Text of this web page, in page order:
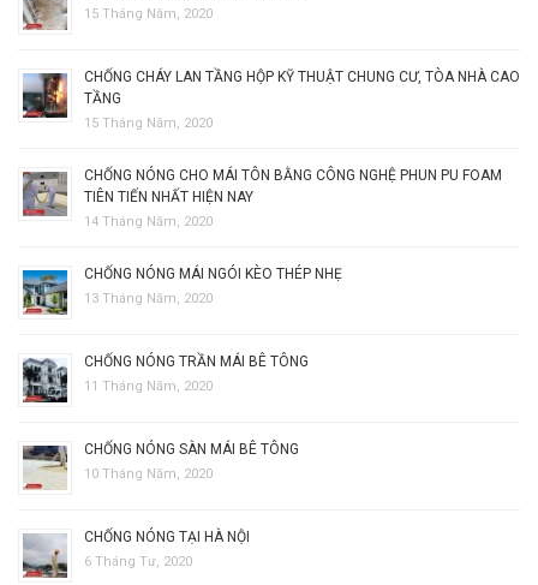
15 Tháng Năm, 2020
CHỐNG CHÁY LAN TẦNG HỘP KỸ THUẬT CHUNG CƯ, TÒA NHÀ CAO
TẦNG
15 Tháng Năm, 2020
CHỐNG NÓNG CHO MÁI TÔN BẰNG CÔNG NGHỆ PHUN PU FOAM
TIÊN TIẾN NHẤT HIỆN NAY
14 Tháng Năm, 2020
CHỐNG NÓNG MÁI NGÓI KÈO THÉP NHẸ
13 Tháng Năm, 2020
CHỐNG NÓNG TRẦN MÁI BÊ TÔNG
11 Tháng Năm, 2020
CHỐNG NÓNG SÀN MÁI BÊ TÔNG
10 Tháng Năm, 2020
CHỐNG NÓNG TẠI HÀ NỘI
6 Tháng Tư, 2020